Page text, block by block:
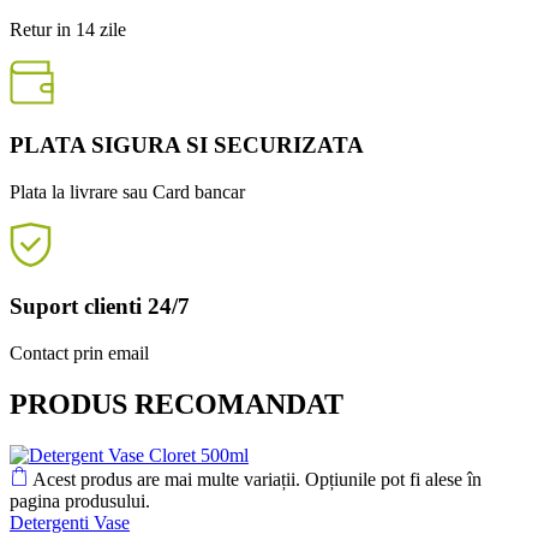
Retur in 14 zile
PLATA SIGURA SI SECURIZATA
Plata la livrare sau Card bancar
Suport clienti 24/7
Contact prin email
PRODUS RECOMANDAT
Acest produs are mai multe variații. Opțiunile pot fi alese în
pagina produsului.
Detergenti Vase